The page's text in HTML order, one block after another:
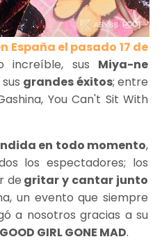
España el pasado 17 de
increíble, sus Miya-ne
grandes éxitos; entre
You Can't Sit With
en todo momento,
los espectadores; los
de gritar y cantar junto
un evento que siempre
a nosotros gracias a su
GIRL GONE MAD.